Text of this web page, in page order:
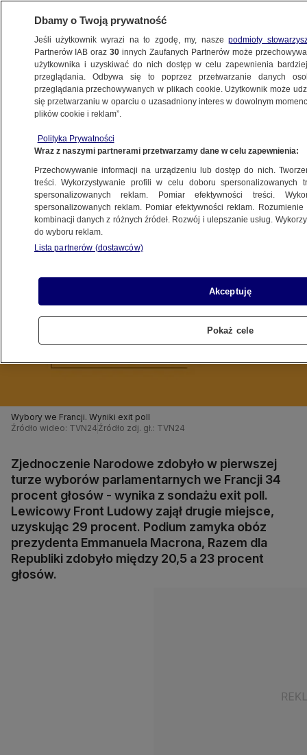
ŚWIAT
wyniki
30.06.2024, 20:04
Udostępnij
Wybory we Francji. Wyniki exit poll
Źródło wideo: TVN24 Źródło zdj. gł.: TVN24
Zjednoczenie Narodowe zdobyło w pierwszej
turze wyborów parlamentarnych we Francji 34
procent głosów - wynika z sondażu exit poll.
Lewicowy Front Ludowy zajął drugie miejsce,
uzyskując 29 procent. Podium zamyka obóz
prezydenta Emmanuela Macrona, Razem dla
Republiki zdobyło między 20,5 a 23 procent
głosów.
Dbamy o Twoją prywatność
Jeśli użytkownik wyrazi na to zgodę, my, naszepodmioty
Partnerów IAB oraz30 innych Zaufanych Partnerów może
użytkownika i uzyskiwać do nich dostęp w celu zapewnienia
przeglądania. Odbywa się to poprzez przetwarzanie danych
przeglądania przechowywanych w plikach cookie. Użytkownik może
się przetwarzaniu w oparciu o uzasadniony interes w dowolnym
plików cookie i reklam”.
Polityka Prywatności
Wraz z naszymi partnerami przetwarzamy dane w celu zapewnienia:
Przechowywanie informacji na urządzeniu lub dostęp do nich.
treści. Wykorzystywanie profili w celu doboru spersonalizowanych
spersonalizowanych reklam. Pomiar efektywności treści.
spersonalizowanych reklam. Pomiar efektywności reklam.
kombinacji danych z różnych źródeł. Rozwój i ulepszanie usług.
do wyboru reklam.
Lista partnerów (dostawców)
Akceptuję
Pokaż cele